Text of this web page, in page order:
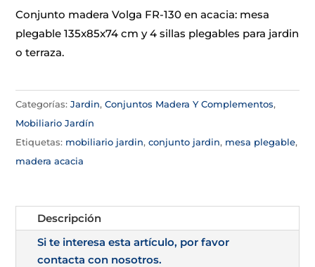
Conjunto madera Volga FR-130 en acacia: mesa
plegable 135x85x74 cm y 4 sillas plegables para jardin
o terraza.
Categorías:Jardin,Conjuntos Madera Y Complementos,
Mobiliario Jardín
Etiquetas: mobiliario jardin,conjunto jardin, mesa plegable,
madera acacia
Descripción
Si te interesa esta artículo, por favor
contacta con nosotros.